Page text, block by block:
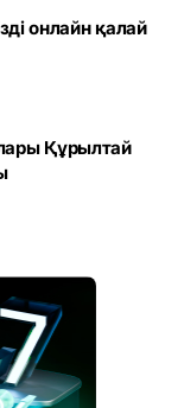
онлайн қалай
Құрылтай